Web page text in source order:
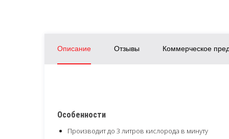
Описание Отзывы Коммерческое
Особенности
Производит до 3 литров кислорода в минуту